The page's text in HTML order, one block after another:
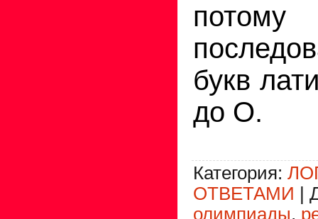
букв
до О.
Категория:
ОТВЕТАМИ |
олимпиады,